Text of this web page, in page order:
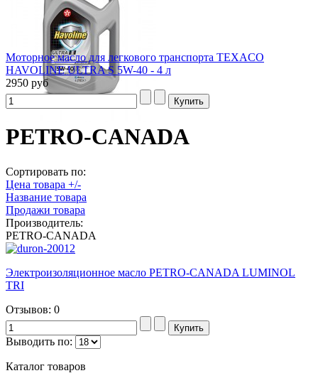
Моторное масло для легкового транспорта TEXACO
HAVOLINE ULTRA S 5W-40 - 4 л
2950 руб
PETRO-CANADA
Сортировать по:
Цена товара +/-
Название товара
Продажи товара
Производитель:
PETRO-CANADA
Электроизоляционное масло PETRO-CANADA LUMINOL
TRI
Отзывов: 0
Выводить по:
Каталог товаров